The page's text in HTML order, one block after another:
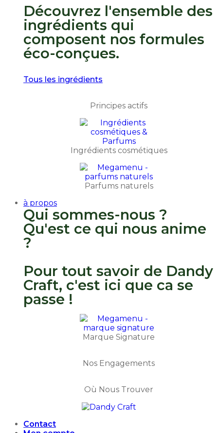
Découvrez l'ensemble des
ingrédients qui
composent nos formules
éco-conçues.
Tous les ingrédients
Principes actifs
Ingrédients cosmétiques
Parfums naturels
à propos
Qui sommes-nous ?
Qu'est ce qui nous anime
?
Pour tout savoir de Dandy
Craft, c'est ici que ca se
passe !
Marque Signature
Nos Engagements
Où Nous Trouver
Contact